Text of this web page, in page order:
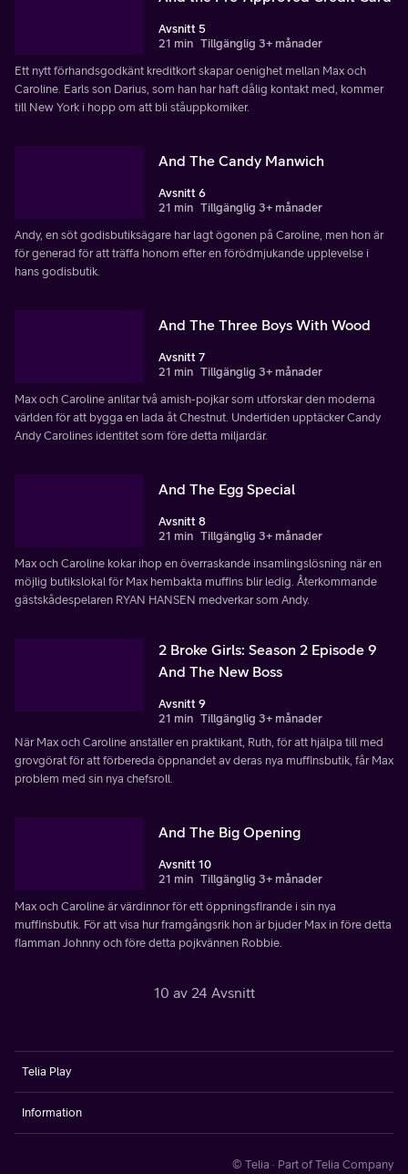
Avsnitt 5
21 min Tillgänglig 3+ månader
Ett nytt förhandsgodkänt kreditkort skapar oenighet mellan Max och
Caroline. Earls son Darius, som han har haft dålig kontakt med, kommer
till New York i hopp om att bli ståuppkomiker.
And The Candy Manwich
Avsnitt 6
21 min Tillgänglig 3+ månader
Andy, en söt godisbutiksägare har lagt ögonen på Caroline, men hon är
för generad för att träffa honom efter en förödmjukande upplevelse i
hans godisbutik.
And The Three Boys With Wood
Avsnitt 7
21 min Tillgänglig 3+ månader
Max och Caroline anlitar två amish-pojkar som utforskar den moderna
världen för att bygga en lada åt Chestnut. Undertiden upptäcker Candy
Andy Carolines identitet som före detta miljardär.
And The Egg Special
Avsnitt 8
21 min Tillgänglig 3+ månader
Max och Caroline kokar ihop en överraskande insamlingslösning när en
möjlig butikslokal för Max hembakta muffins blir ledig. Återkommande
gästskådespelaren RYAN HANSEN medverkar som Andy.
2 Broke Girls: Season 2 Episode 9
And The New Boss
Avsnitt 9
21 min Tillgänglig 3+ månader
När Max och Caroline anställer en praktikant, Ruth, för att hjälpa till med
grovgörat för att förbereda öppnandet av deras nya muffinsbutik, får Max
problem med sin nya chefsroll.
And The Big Opening
Avsnitt 10
21 min Tillgänglig 3+ månader
Max och Caroline är värdinnor för ett öppningsfirande i sin nya
muffinsbutik. För att visa hur framgångsrik hon är bjuder Max in före detta
flamman Johnny och före detta pojkvännen Robbie.
10 av 24 Avsnitt
Telia Play
Information
© Telia · Part of Telia Company